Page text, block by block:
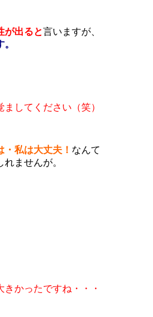
が出ると言いますが、
してください（笑）
・私は大丈夫！ なんて
ませんが。
きかったですね・・・